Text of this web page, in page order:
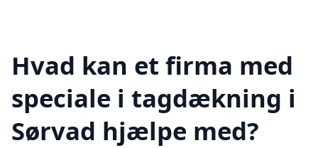
Hvad kan et firma med
speciale i tagdækning i
Sørvad hjælpe med?